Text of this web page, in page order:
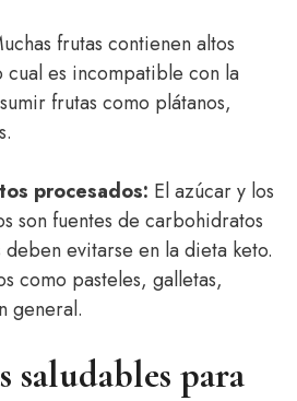
frutas contienen altos
cual es incompatible con la
frutas como plátanos,
procesados: El azúcar y los
son fuentes de carbohidratos
evitarse en la dieta keto.
como pasteles, galletas,
general.
para